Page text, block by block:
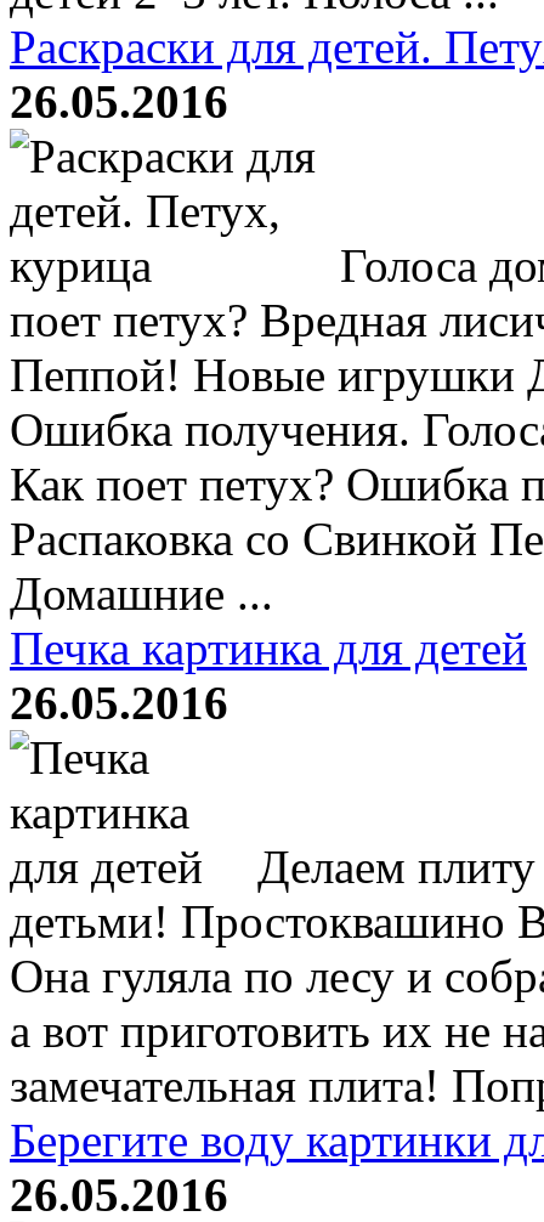
Раскраски для детей.
26.05.2016
Голоса
поет петух? Вредная
Пеппой! Новые игрушки
Ошибка получения.
Как поет петух? Ошибка
Распаковка со Свинкой
Домашние ...
Печка картинка для детей
26.05.2016
Делаем
детьми! Простоквашино
Она гуляла по лесу и
а вот приготовить их не
замечательная плита!
Берегите воду картинки
26.05.2016